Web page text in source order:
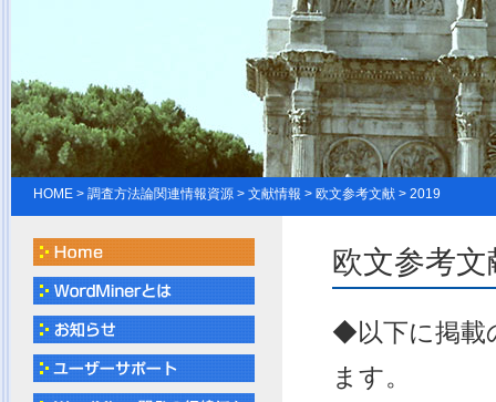
HOME > 調査方法論関連情報資源 > 文献情報 > 欧文参考文献 > 2019
欧文参考
◆以下に掲載
ます。